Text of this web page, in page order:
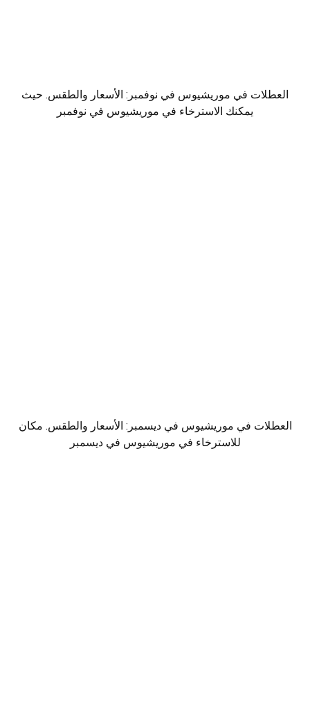
العطلات في موريشيوس في نوفمبر: الأسعار والطقس. حيث
يمكنك الاسترخاء في موريشيوس في نوفمبر
العطلات في موريشيوس في ديسمبر: الأسعار والطقس. مكان
للاسترخاء في موريشيوس في ديسمبر